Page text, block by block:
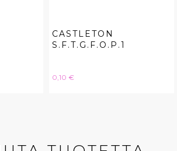
CASTLETON
S.F.T.G.F.O.P.1
Hinta
0,10 €